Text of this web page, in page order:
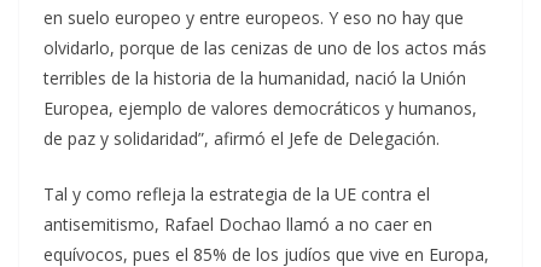
en suelo europeo y entre europeos. Y eso no hay que
olvidarlo, porque de las cenizas de uno de los actos más
terribles de la historia de la humanidad, nació la Unión
Europea, ejemplo de valores democráticos y humanos,
de paz y solidaridad”, afirmó el Jefe de Delegación.
Tal y como refleja la estrategia de la UE contra el
antisemitismo, Rafael Dochao llamó a no caer en
equívocos, pues el 85% de los judíos que vive en Europa,